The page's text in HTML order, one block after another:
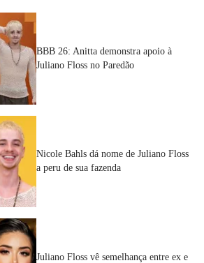
BBB 26: Anitta demonstra apoio à
Juliano Floss no Paredão
Nicole Bahls dá nome de Juliano Floss
a peru de sua fazenda
Juliano Floss vê semelhança entre ex e